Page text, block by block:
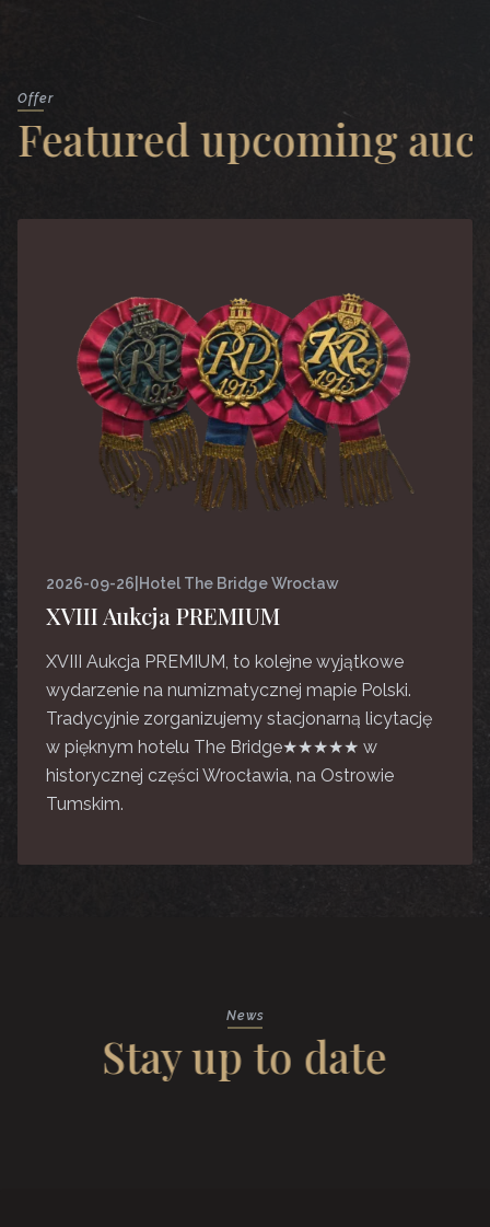
Offer
Featured upcoming
2026-09-26 Hotel The Bridge Wrocław
XVIII Aukcja PREMIUM
XVIII Aukcja PREMIUM, to kolejne wyjątkowe
wydarzenie na numizmatycznej mapie Polski.
Tradycyjnie zorganizujemy stacjonarną licytację
w pięknym hotelu The Bridge★★★★★ w
historycznej części Wrocławia, na Ostrowie
Tumskim.
News
Stay up to date